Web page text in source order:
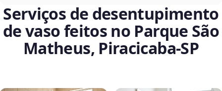
Serviços de desentupimento
de vaso feitos no Parque São
Matheus, Piracicaba‑SP